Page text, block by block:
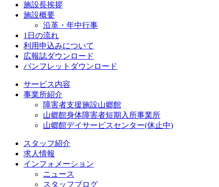
施設長挨拶
施設概要
沿革・年中行事
1日の流れ
利用申込みについて
広報誌ダウンロード
パンフレットダウンロード
サービス内容
事業所紹介
障害者支援施設山郷館
山郷館身体障害者短期入所事業所
山郷館デイサービスセンター(休止中)
スタッフ紹介
求人情報
インフォメーション
ニュース
スタッフブログ